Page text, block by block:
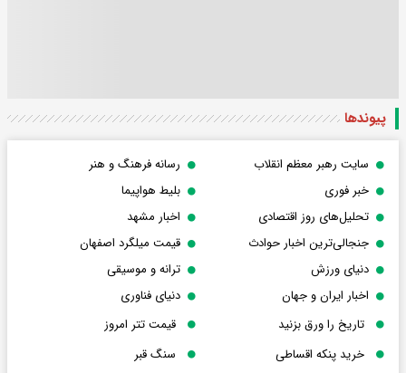
پیوندها
سایت رهبر معظم انقلاب
رسانه فرهنگ و هنر
خبر فوری
بلیط هواپیما
تحلیل‌های روز اقتصادی
اخبار مشهد
جنجالی‌ترین اخبار حوادث
قیمت میلگرد اصفهان
دنیای ورزش
ترانه و موسیقی
اخبار ایران و جهان
دنیای فناوری
تاریخ را ورق بزنید
قیمت تتر امروز
خرید پنکه اقساطی
سنگ قبر